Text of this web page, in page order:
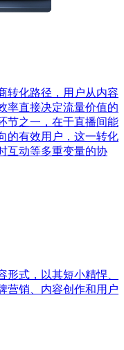
转化路径，用户从内容
率直接决定流量价值的
节之一，在于直播间能
的有效用户，这一转化
互动等多重变量的协
式，以其短小精悍、
营销、内容创作和用户